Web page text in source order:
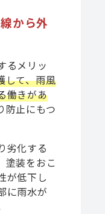
から外
るメリッ
して、雨風
働きがあ
防止にもつ
劣化する
塗装をおこ
が低下し
に雨水が